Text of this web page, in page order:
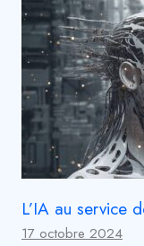
L’IA au service
17 octobre 2024